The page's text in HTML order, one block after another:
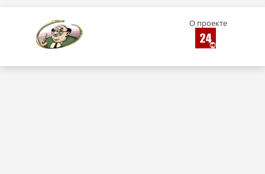
О проекте